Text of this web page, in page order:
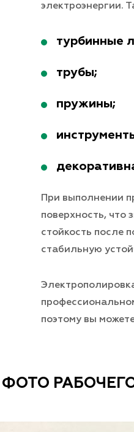
электроэнергии.
турбинные
трубы;
пружины;
При выполнении
поверхность,
стойкость после
стабильную
поэтому вы
ФОТО